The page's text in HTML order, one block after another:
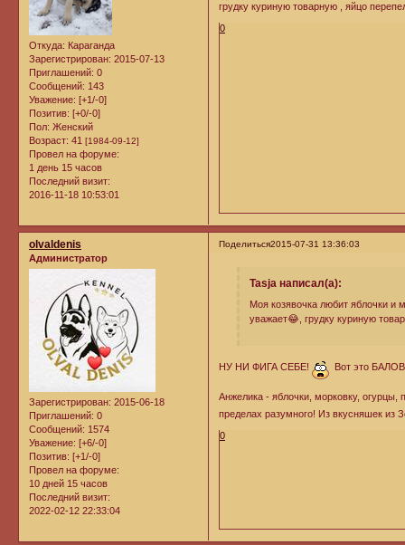
Откуда: Караганда
Зарегистрирован: 2015-07-13
Приглашений: 0
Сообщений: 143
Уважение: [+1/-0]
Позитив: [+0/-0]
Пол: Женский
Возраст: 41 [1984-09-12]
Провел на форуме:
1 день 15 часов
Последний визит:
2016-11-18 10:53:01
грудку куриную товарную , яйцо
0
Поделиться2015-07-31 13:36:03
olvaldenis
Администратор
Зарегистрирован: 2015-06-18
Приглашений: 0
Сообщений: 1574
Уважение: [+6/-0]
Позитив: [+1/-0]
Провел на форуме:
10 дней 15 часов
Последний визит:
2022-02-12 22:33:04
Tasja написал(а):
Моя козявочка любит яблочки и
уважает😂, грудку куриную
НУ НИ ФИГА СЕБЕ! Вот это
Анжелика - яблочки, морковку, огурцы,
пределах разумного! Из вкусняшек
0